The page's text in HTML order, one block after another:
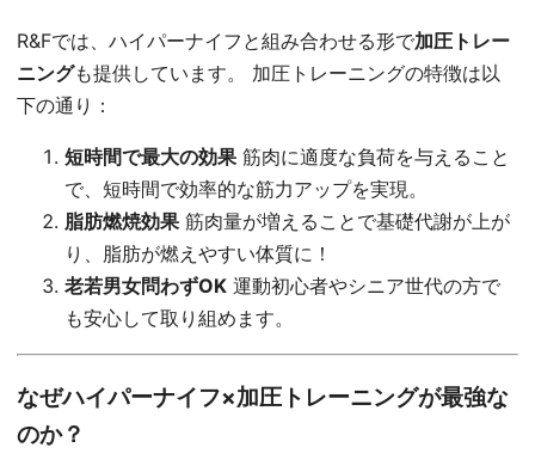
R&Fでは、ハイパーナイフと組み合わせる形で加圧トレー
ニングも提供しています。 加圧トレーニングの特徴は以
下の通り：
短時間で最大の効果 筋肉に適度な負荷を与えること
で、短時間で効率的な筋力アップを実現。
脂肪燃焼効果 筋肉量が増えることで基礎代謝が上が
り、脂肪が燃えやすい体質に！
老若男女問わずOK 運動初心者やシニア世代の方で
も安心して取り組めます。
なぜハイパーナイフ×加圧トレーニングが最強な
のか？